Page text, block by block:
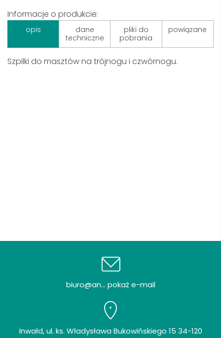
Informacje o produkcie:
opis
dane
techniczne
pliki do
pobrania
powiązane
Szpilki do masztów na trójnogu i czwórnogu.
biuro@an... pokaż e-mail
Inwałd, ul. ks. Władysława Bukowińskiego 15 34-120